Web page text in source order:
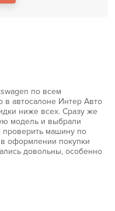
по всем
в автосалоне Интер Авто
ниже всех. Сразу же
модель и выбрали
проверить машину по
оформлении покупки
довольны, особенно